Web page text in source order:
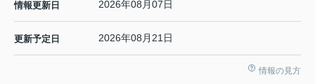
情報更新日 2026年08月07日
更新予定日 2026年08月21日
情報の見方